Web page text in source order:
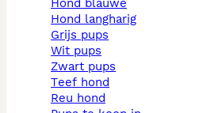
hond blauwe
hond langharig
grijs pups
wit pups
zwart pups
teef hond
reu hond